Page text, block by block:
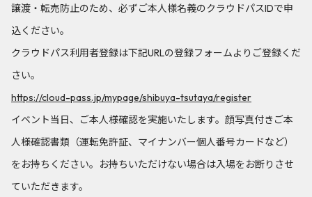
譲渡・転売防止のため、必ずご本人様名義のクラウドパスIDで申
込ください。
クラウドパス利用者登録は下記URLの登録フォームよりご登録くだ
さい。
https://cloud-pass.jp/mypage/shibuya-tsutaya/register
イベント当日、ご本人様確認を実施いたします。顔写真付きご本
人様確認書類（運転免許証、マイナンバー個人番号カードなど）
をお持ちください。お持ちいただけない場合は入場をお断りさせ
ていただきます。